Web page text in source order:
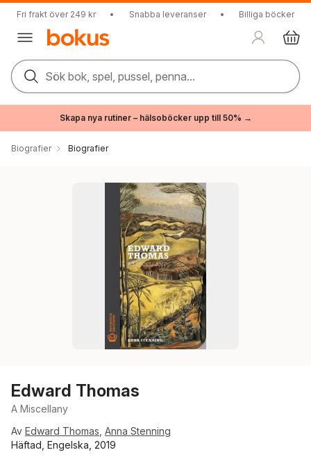
Fri frakt över 249 kr • Snabba leveranser • Billiga böcker
Sök bok, spel, pussel, penna...
Skapa nya rutiner – hälsoböcker upp till 50% →
Biografier Biografier
Edward Thomas
A Miscellany
Av Edward Thomas Anna Stenning
Häftad, Engelska, 2019